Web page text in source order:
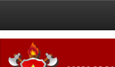
navigation